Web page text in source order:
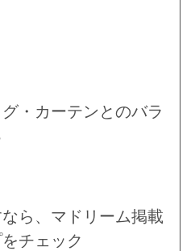
・カーテンとのバラ
ら、マドリーム掲載
チェック